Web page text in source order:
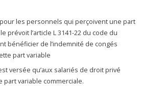
les personnels qui perçoivent une part
prévoit l’article L 3141-22 du code du
bénéficier de l’indemnité de congés
part variable
versée qu’aux salariés de droit privé
part variable commerciale.